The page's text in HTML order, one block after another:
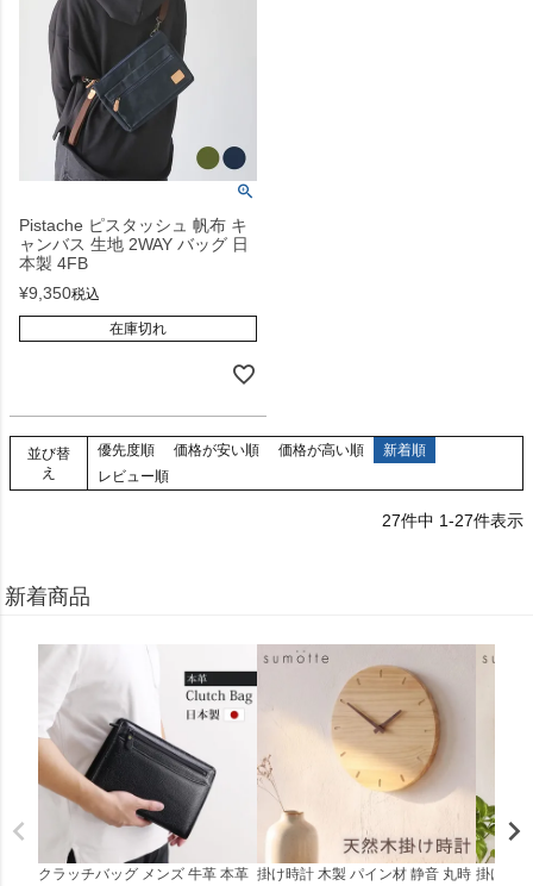
Pistache ピスタッシュ 帆布 キ
ャンバス 生地 2WAY バッグ 日
本製 4FB
¥9,350税込
在庫切れ
並び替
え
優先度順 価格が安い順 価格が高い順
新着順
レビュー順
27件中 1-27件表示
新着商品
クラッチバッグ メンズ 牛革 本革 掛け時計 木製 パイン材 静音 丸時 掛け時